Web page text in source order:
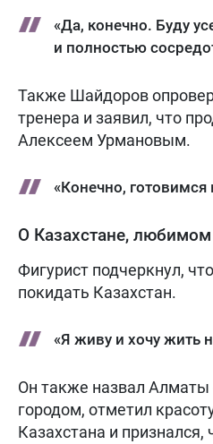
«Да, конечно. Буду
и полностью
Также Шайдоров
тренера и заявил, что
Алексеем Урмановым.
«Конечно, готовимся
О Казахстане,
Фигурист подчеркнул,
покидать Казахстан.
«Я живу и хочу жить
Он также назвал
городом, отметил
Казахстана и признался,